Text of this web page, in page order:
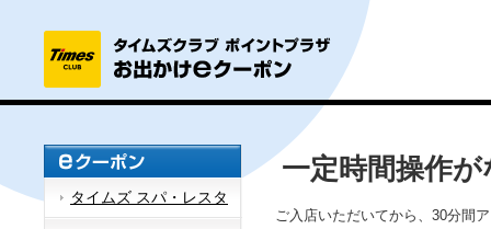
タイムズ スパ・レスタ
一定時間操作
ご入店いただいてから、30分間